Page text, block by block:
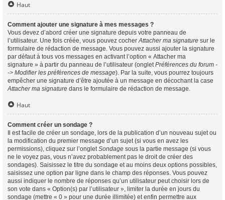
Haut
Comment ajouter une signature à mes messages ?
Vous devez d’abord créer une signature depuis votre panneau de
l’utilisateur. Une fois créée, vous pouvez cocherAttacher ma signature sur le
formulaire de rédaction de message. Vous pouvez aussi ajouter la signature
par défaut à tous vos messages en activant l’option « Attacher ma
signature » à partir du panneau de l’utilisateur (ongletPréférences du forum -
-> Modifier les préférences de message). Par la suite, vous pourrez toujours
empêcher une signature d’être ajoutée à un message en décochant la case
Attacher ma signature dans le formulaire de rédaction de message.
Haut
Comment créer un sondage ?
Il est facile de créer un sondage, lors de la publication d’un nouveau sujet ou
la modification du premier message d’un sujet (si vous en avez les
permissions), cliquez sur l’ongletSondage sous la partie message (si vous
ne le voyez pas, vous n’avez probablement pas le droit de créer des
sondages). Saisissez le titre du sondage et au moins deux options possibles,
saisissez une option par ligne dans le champ des réponses. Vous pouvez
aussi indiquer le nombre de réponses qu’un utilisateur peut choisir lors de
son vote dans « Option(s) par l’utilisateur », limiter la durée en jours du
sondage (mettre « 0 » pour une durée illimitée) et enfin permettre aux